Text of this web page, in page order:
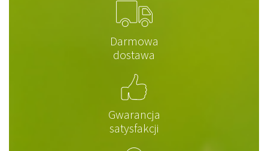
Darmowa
dostawa
Gwarancja
satysfakcji